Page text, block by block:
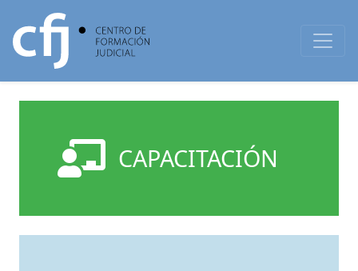
CAPACITACIÓN